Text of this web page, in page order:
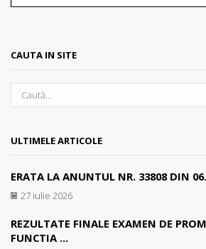
CAUTA IN SITE
ULTIMELE ARTICOLE
ERATA LA ANUNTUL NR. 33808 DIN
27 iulie 2026
REZULTATE FINALE EXAMEN DE
FUNCTIA ...